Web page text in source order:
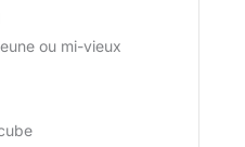
ou mi-vieux